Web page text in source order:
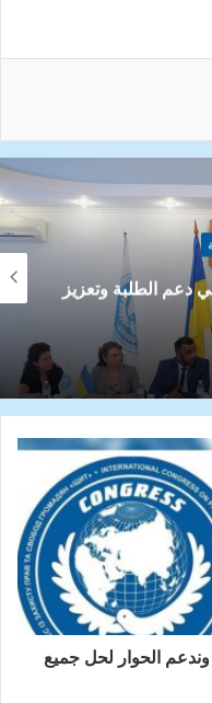
عبر البريد
المدني: دعوة
في 2025
الحوار لحل جميع